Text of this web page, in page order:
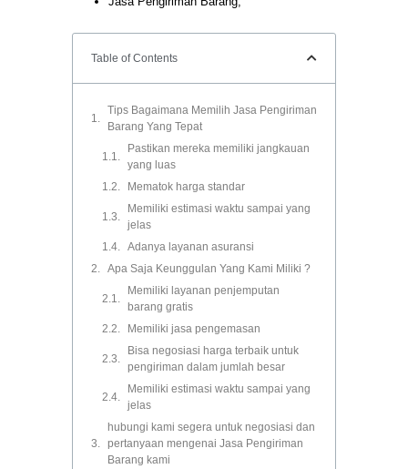
Table of Contents
Tips Bagaimana Memilih Jasa Pengiriman
Barang Yang Tepat
Pastikan mereka memiliki jangkauan
yang luas
Mematok harga standar
Memiliki estimasi waktu sampai yang
jelas
Adanya layanan asuransi
Apa Saja Keunggulan Yang Kami Miliki ?
Memiliki layanan penjemputan
barang gratis
Memiliki jasa pengemasan
Bisa negosiasi harga terbaik untuk
pengiriman dalam jumlah besar
Memiliki estimasi waktu sampai yang
jelas
hubungi kami segera untuk negosiasi dan
pertanyaan mengenai Jasa Pengiriman
Barang kami